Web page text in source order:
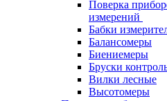
Поверка
измерений
Бабки
Балансомеры
Биениемеры
Бруски
Вилки лесные
Высотомеры